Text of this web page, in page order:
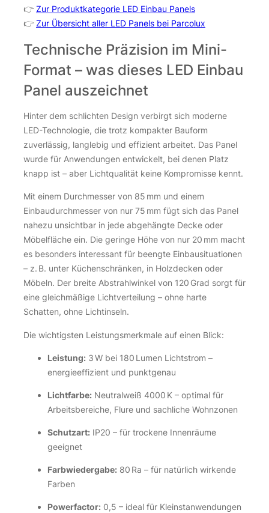
👉 Zur Produktkategorie LED Einbau Panels
👉 Zur Übersicht aller LED Panels bei Parcolux
Technische Präzision im Mini-
Format – was dieses LED Einbau
Panel auszeichnet
Hinter dem schlichten Design verbirgt sich moderne
LED-Technologie, die trotz kompakter Bauform
zuverlässig, langlebig und effizient arbeitet. Das Panel
wurde für Anwendungen entwickelt, bei denen Platz
knapp ist – aber Lichtqualität keine Kompromisse kennt.
Mit einem Durchmesser von 85 mm und einem
Einbaudurchmesser von nur 75 mm fügt sich das Panel
nahezu unsichtbar in jede abgehängte Decke oder
Möbelfläche ein. Die geringe Höhe von nur 20 mm macht
es besonders interessant für beengte Einbausituationen
– z. B. unter Küchenschränken, in Holzdecken oder
Möbeln. Der breite Abstrahlwinkel von 120 Grad sorgt für
eine gleichmäßige Lichtverteilung – ohne harte
Schatten, ohne Lichtinseln.
Die wichtigsten Leistungsmerkmale auf einen Blick:
Leistung: 3 W bei 180 Lumen Lichtstrom –
energieeffizient und punktgenau
Lichtfarbe: Neutralweiß 4000 K – optimal für
Arbeitsbereiche, Flure und sachliche Wohnzonen
Schutzart: IP20 – für trockene Innenräume
geeignet
Farbwiedergabe: 80 Ra – für natürlich wirkende
Farben
Powerfactor: 0,5 – ideal für Kleinstanwendungen